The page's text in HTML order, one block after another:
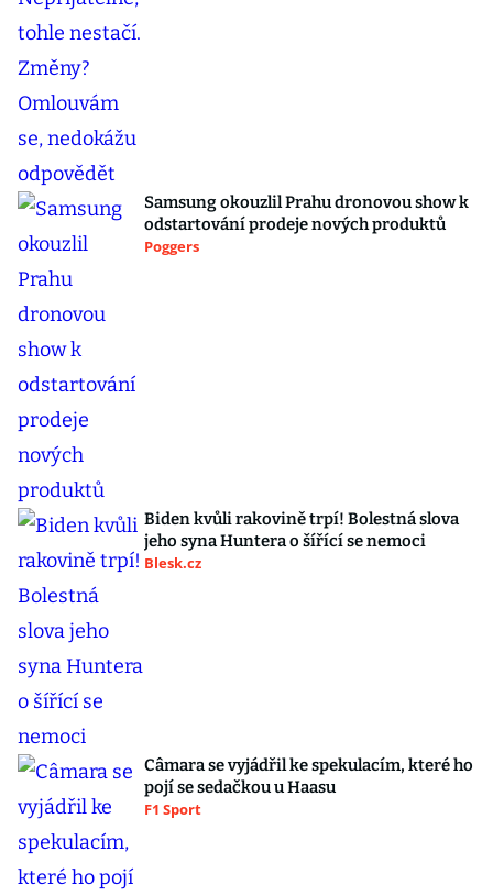
Samsung okouzlil Prahu dronovou show k
odstartování prodeje nových produktů
Poggers
Biden kvůli rakovině trpí! Bolestná slova
jeho syna Huntera o šířící se nemoci
Blesk.cz
Câmara se vyjádřil ke spekulacím, které ho
pojí se sedačkou u Haasu
F1 Sport